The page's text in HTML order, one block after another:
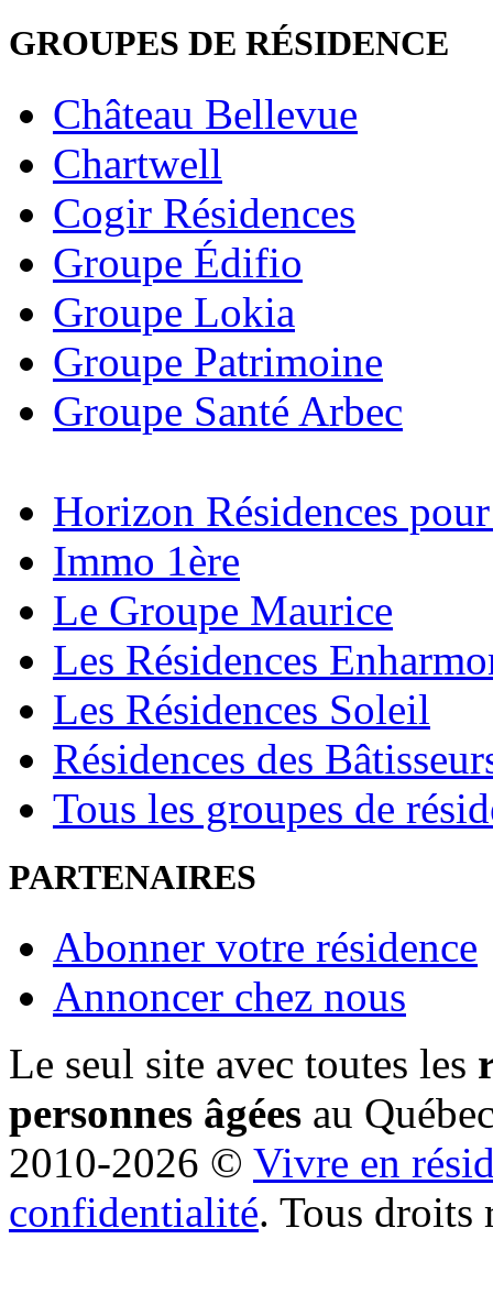
GROUPES DE RÉSIDENCE
Château Bellevue
Chartwell
Cogir Résidences
Groupe Édifio
Groupe Lokia
Groupe Patrimoine
Groupe Santé Arbec
Horizon Résidences
Immo 1ère
Le Groupe Maurice
Les Résidences
Les Résidences Soleil
Résidences des
Tous les groupes de
PARTENAIRES
Abonner votre résidence
Annoncer chez nous
Le seul site avec toutes les
personnes âgées au
2010-2026 © Vivre en
confidentialité. Tous droits